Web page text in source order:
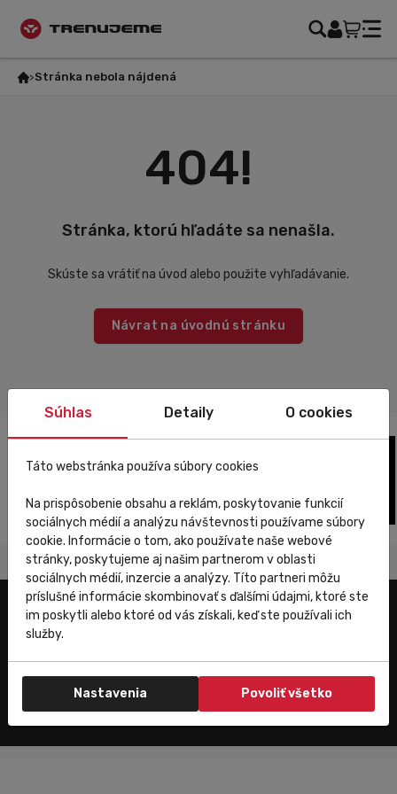
Stránka nebola nájdená
404!
Stránka, ktorú hľadáte sa nenašla.
Skúste sa vrátiť na úvod alebo použite vyhľadávanie.
Návrat na úvodnú stránku
Užitočné odkazy
E-shop
Trenujeme
Súhlas Detaily O cookies
Táto webstránka používa súbory cookies
Na prispôsobenie obsahu a reklám, poskytovanie funkcií
sociálnych médií a analýzu návštevnosti používame súbory
cookie. Informácie o tom, ako používate naše webové
stránky, poskytujeme aj našim partnerom v oblasti
sociálnych médií, inzercie a analýzy. Títo partneri môžu
príslušné informácie skombinovať s ďalšími údajmi, ktoré ste
im poskytli alebo ktoré od vás získali, keď ste používali ich
služby.
Nastavenia Povoliť všetko